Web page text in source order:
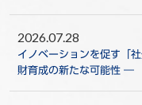
2026.07.28
イノベーションを促す「
財育成の新たな可能性 ―